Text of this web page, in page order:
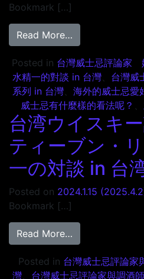
Bookmark […]
Read More…
Posted in 台灣威士忌評論家
水精一的對談 in 台灣、 台灣威
系列 in 台灣、 海外的威士忌
威士忌有什麼樣的看法呢？ 、
台湾ウイスキ
ティーブン・
一の対談 in 台
Posted on 2024.1.15
Bookmark […]
Read More…
Posted in 台灣威士忌評論家
灣、 台灣威士忌評論家與調酒